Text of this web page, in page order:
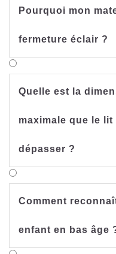
Pourquoi mon
fermeture éclair ?
Quelle est la
maximale que le
dépasser ?
Comment
enfant en bas âge